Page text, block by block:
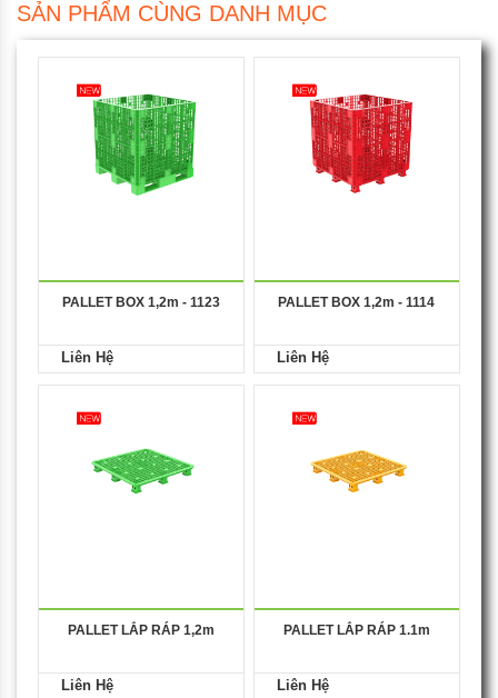
SẢN PHẨM CÙNG DANH MỤC
PALLET BOX 1,2m - 1123
Liên Hệ
PALLET BOX 1,2m - 1114
Liên Hệ
PALLET LẮP RÁP 1,2m
Liên Hệ
PALLET LẮP RÁP 1.1m
Liên Hệ